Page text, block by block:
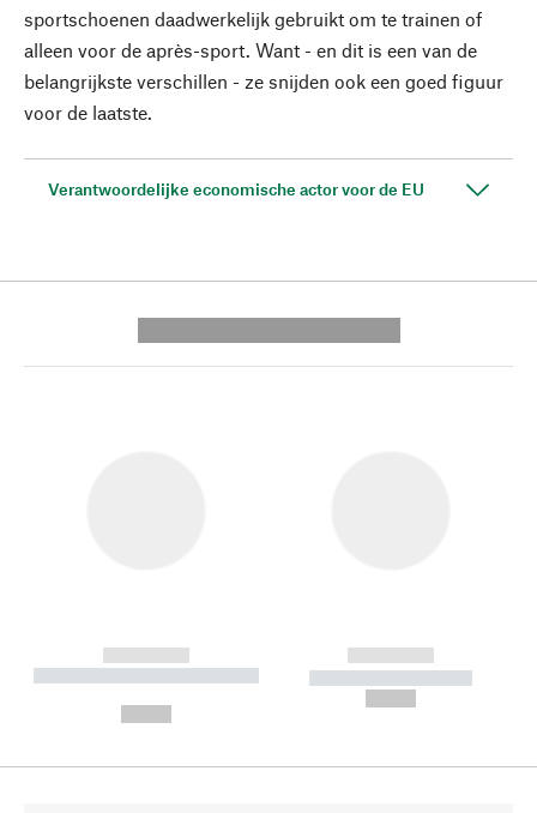
sportschoenen daadwerkelijk gebruikt om te trainen of
alleen voor de après-sport. Want - en dit is een van de
belangrijkste verschillen - ze snijden ook een goed figuur
voor de laatste.
Verantwoordelijke economische actor voor de EU
------------
----------- ----------- --------
------------
----------- -----------